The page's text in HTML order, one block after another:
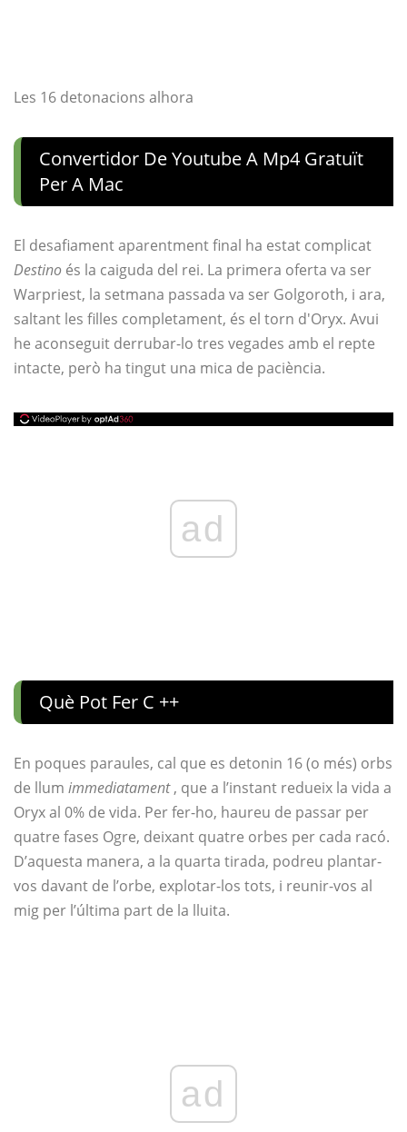
Les 16 detonacions alhora
Convertidor De Youtube A Mp4 Gratuït
Per A Mac
El desafiament aparentment final ha estat complicat
Destino és la caiguda del rei. La primera oferta va ser
Warpriest, la setmana passada va ser Golgoroth, i ara,
saltant les filles completament, és el torn d'Oryx. Avui
he aconseguit derrubar-lo tres vegades amb el repte
intacte, però ha tingut una mica de paciència.
ad
Què Pot Fer C ++
En poques paraules, cal que es detonin 16 (o més) orbs
de llum immediatament, que a l’instant redueix la vida a
Oryx al 0% de vida. Per fer-ho, haureu de passar per
quatre fases Ogre, deixant quatre orbes per cada racó.
D’aquesta manera, a la quarta tirada, podreu plantar-
vos davant de l’orbe, explotar-los tots, i reunir-vos al
mig per l’última part de la lluita.
ad